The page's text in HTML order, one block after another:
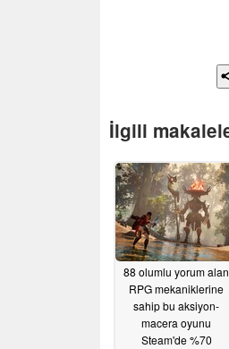
İlgili
88 olumlu yorum alan
RPG mekaniklerine
sahip bu aksiyon-
macera oyunu
Steam'de %70